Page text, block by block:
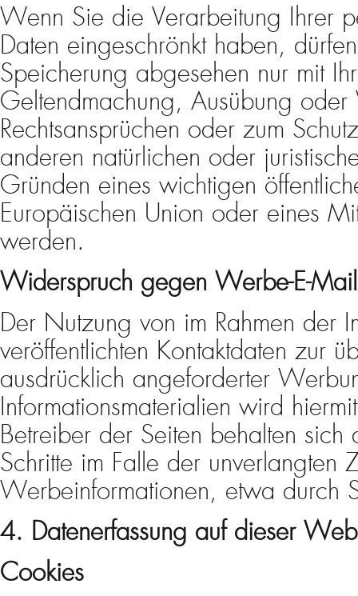
Wenn Sie die Verarbeitung Ihrer
Daten eingeschrönkt haben,
Speicherung abgesehen nur mit
Geltendmachung, Ausübung oder
Rechtsansprüchen oder zum
anderen natürlichen oder
Gründen eines wichtigen
Europäischen Union oder eines
werden.
Widerspruch gegen Werbe-E-
Der Nutzung von im Rahmen der
veröffentlichten Kontaktdaten zur
ausdrücklich angeforderter
Informationsmaterialien wird
Betreiber der Seiten behalten sich
Schritte im Falle der unverlangten
Werbeinformationen, etwa durch
4. Datenerfassung auf dieser
Cookies